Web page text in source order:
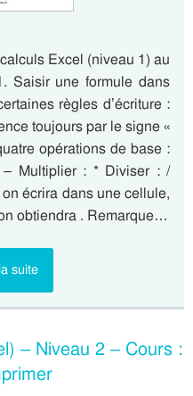
Excel (niveau 1) au
Saisir une formule dans
règles d’écriture :
toujours par le signe «
opérations de base :
Multiplier : * Diviser : /
écrira dans une cellule,
obtiendra . Remarque…
suite
– Niveau 2 – Cours :